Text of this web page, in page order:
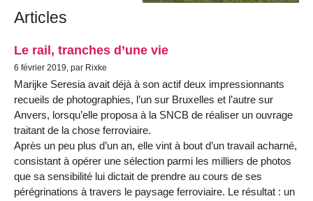
Articles
Le rail, tranches d’une vie
6 février 2019, par Rixke
Marijke Seresia avait déjà à son actif deux impressionnants
recueils de photographies, l’un sur Bruxelles et l’autre sur
Anvers, lorsqu’elle proposa à la SNCB de réaliser un ouvrage
traitant de la chose ferroviaire.
Après un peu plus d’un an, elle vint à bout d’un travail acharné,
consistant à opérer une sélection parmi les milliers de photos
que sa sensibilité lui dictait de prendre au cours de ses
pérégrinations à travers le paysage ferroviaire. Le résultat : un